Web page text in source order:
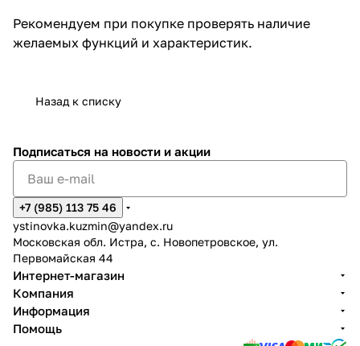
Рекомендуем при покупке проверять наличие
желаемых функций и характеристик.
Назад к списку
Подписаться на новости и акции
+7 (985) 113 75 46
ystinovka.kuzmin@yandex.ru
Московская обл. Истра, с. Новопетровское, ул.
Первомайская 44
Интернет-магазин
Компания
Информация
Помощь